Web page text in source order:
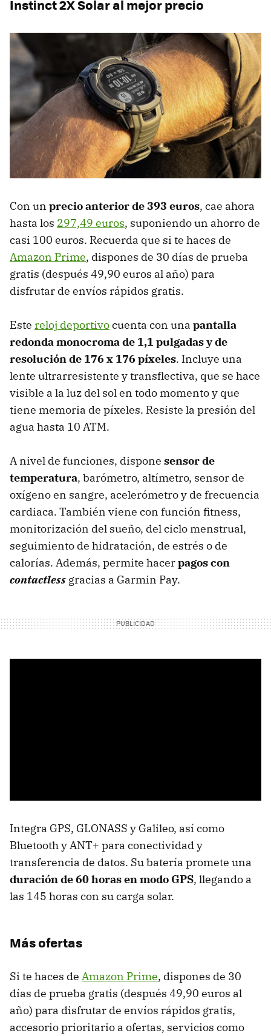
Instinct 2X Solar al mejor precio
Con un precio anterior de 393 euros, cae ahora
hasta los 297,49 euros, suponiendo un ahorro de
casi 100 euros. Recuerda que si te haces de
Amazon Prime, dispones de 30 días de prueba
gratis (después 49,90 euros al año) para
disfrutar de envíos rápidos gratis.
Este reloj deportivocuenta con una pantalla
redonda monocroma de 1,1 pulgadas y de
resolución de 176 x 176 píxeles. Incluye una
lente ultrarresistente y transflectiva, que se hace
visible a la luz del sol en todo momento y que
tiene memoria de píxeles. Resiste la presión del
agua hasta 10 ATM.
A nivel de funciones, dispone sensor de
temperatura, barómetro, altímetro, sensor de
oxígeno en sangre, acelerómetro y de frecuencia
cardiaca. También viene con función fitness,
monitorización del sueño, del ciclo menstrual,
seguimiento de hidratación, de estrés o de
calorías. Además, permite hacerpagos con
contactless gracias a Garmin Pay.
Integra GPS, GLONASS y Galileo, así como
Bluetooth y ANT+ para conectividad y
transferencia de datos. Su batería promete una
duración de 60 horas en modo GPS, llegando a
las 145 horas con su carga solar.
Más ofertas
Si te haces de Amazon Prime, dispones de 30
días de prueba gratis (después 49,90 euros al
año) para disfrutar de envíos rápidos gratis,
accesorio prioritario a ofertas, servicios como